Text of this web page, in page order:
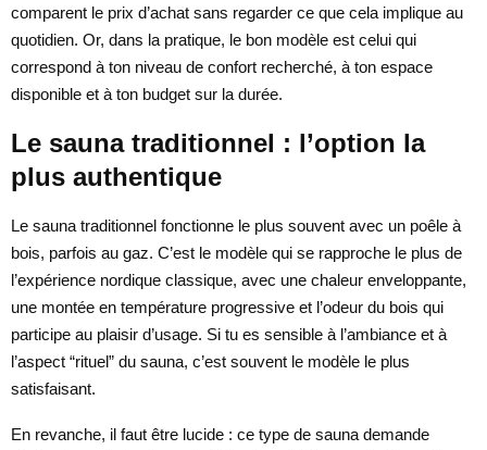
comparent le prix d’achat sans regarder ce que cela implique au
quotidien. Or, dans la pratique, le bon modèle est celui qui
correspond à ton niveau de confort recherché, à ton espace
disponible et à ton budget sur la durée.
Le sauna traditionnel : l’option la
plus authentique
Le sauna traditionnel fonctionne le plus souvent avec un poêle à
bois, parfois au gaz. C’est le modèle qui se rapproche le plus de
l’expérience nordique classique, avec une chaleur enveloppante,
une montée en température progressive et l’odeur du bois qui
participe au plaisir d’usage. Si tu es sensible à l’ambiance et à
l’aspect “rituel” du sauna, c’est souvent le modèle le plus
satisfaisant.
En revanche, il faut être lucide : ce type de sauna demande